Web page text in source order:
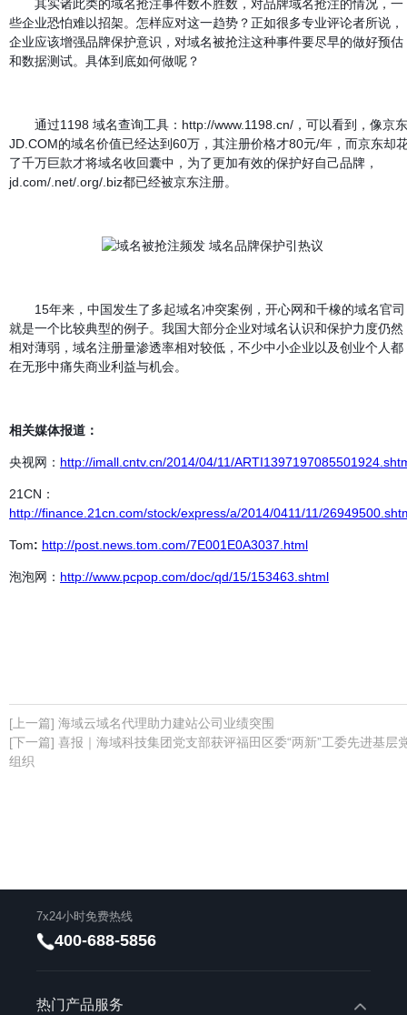
[上一篇] 海域云域名代理助力建站公司业绩突围
[下一篇] 喜报｜海域科技集团党支部获评福田区委“两新”工委先进基层
组织
7x24小时免费热线
400-688-5856
热门产品服务